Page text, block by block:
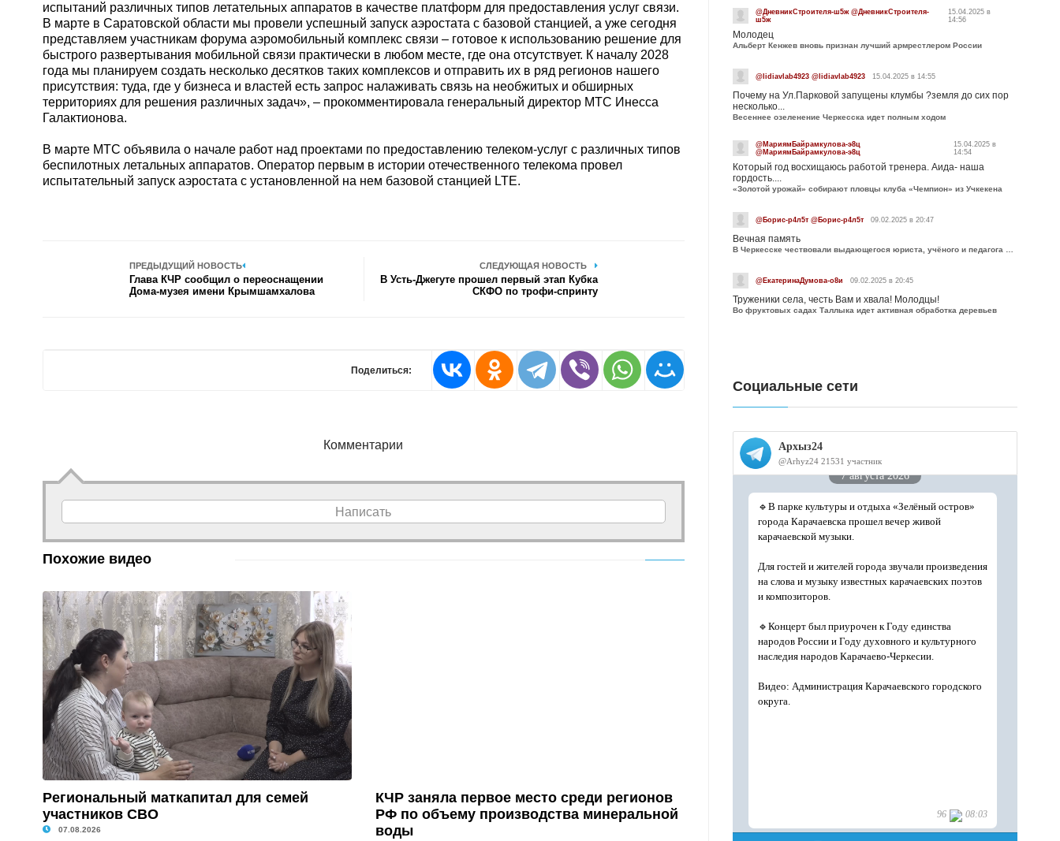
испытаний различных типов летательных аппаратов в качестве платформ для предоставления услуг связи.
В марте в Саратовской области мы провели успешный запуск аэростата с базовой станцией, а уже сегодня
представляем участникам форума аэромобильный комплекс связи – готовое к использованию решение для
быстрого развертывания мобильной связи практически в любом месте, где она отсутствует. К началу 2028
года мы планируем создать несколько десятков таких комплексов и отправить их в ряд регионов нашего
присутствия: туда, где у бизнеса и властей есть запрос налаживать связь на необжитых и обширных
территориях для решения различных задач», – прокомментировала генеральный директор МТС Инесса
Галактионова.
В марте МТС объявила о начале работ над проектами по предоставлению телеком-услуг с различных типов
беспилотных летальных аппаратов. Оператор первым в истории отечественного телекома провел
испытательный запуск аэростата с установленной на нем базовой станцией LTE.
ПРЕДЫДУЩИЙ НОВОСТЬ
Глава КЧР сообщил о переоснащении
Дома-музея имени Крымшамхалова
СЛЕДУЮЩАЯ НОВОСТЬ
В Усть-Джегуте прошел первый этап Кубка
СКФО по трофи-спринту
Поделиться:
Комментарии
Написать
Похожие видео
Региональный маткапитал для семей
участников СВО
07.08.2026
КЧР заняла первое место среди регионов
РФ по объему производства минеральной
воды
@ДневникСтроителя-ш5ж @ДневникСтроителя-
ш5ж
15.04.2025 в
14:56
Молодец
Альберт Кенжев вновь признан лучший армрестлером России
@lidiavlab4923 @lidiavlab4923 15.04.2025 в 14:55
Почему на Ул.Парковой запущены клумбы ?земля до сих пор
несколько...
Весеннее озеленение Черкесска идет полным ходом
@МариямБайрамкулова-э8ц
@МариямБайрамкулова-э8ц
15.04.2025 в
14:54
Который год восхищаюсь работой тренера. Аида- наша
гордость....
«Золотой урожай» собирают пловцы клуба «Чемпион» из Учкекена
@Борис-р4л5т @Борис-р4л5т 09.02.2025 в 20:47
Вечная память
@ЕкатеринаДумова-о8и 09.02.2025 в 20:45
Труженики села, честь Вам и хвала! Молодцы!
Во фруктовых садах Таллыка идет активная обработка деревьев
Социальные сети